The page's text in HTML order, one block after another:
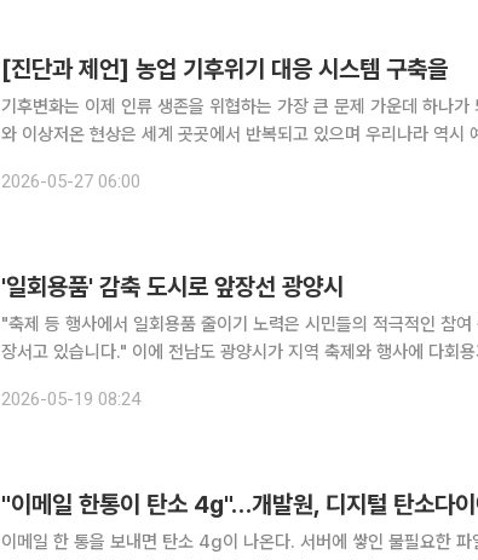
[진단과 제언] 농업 기후위기 대응 시스템 구축을
기후변화는 이제 인류 생존을 위협하는 가장 큰 문제 가운데 하나
와 이상저온 현상은 세계 곳곳에서 반복되고 있으며 우리나라 역시
안정적 공급은 국민 삶의 기본 조건이다. 따라서 농업의 위기는 단순
2026-05-27 06:00
'일회용품' 감축 도시로 앞장선 광양시
"축제 등 행사에서 일회용품 줄이기 노력은 시민들의 적극적인 참
장서고 있습니다." 이에 전남도 광양시가 지역 축제와 행사에 다회용기 사용을 확대하며 친환경 행
시민 참여가 꾸준히 늘면서 탄소중립 실천 사례로 자리매김하는
2026-05-19 08:24
"이메일 한통이 탄소 4g"…개발원, 디지털 탄소다
이메일 한 통을 보내면 탄소 4g이 나온다. 서버에 쌓인 불필요한 파